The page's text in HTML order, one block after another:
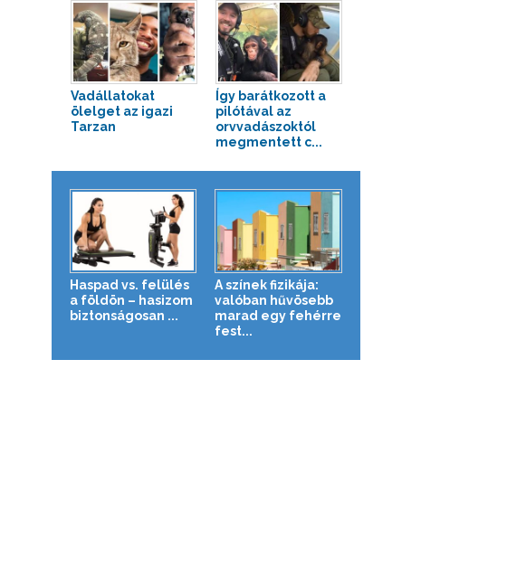
Vadállatokat
ölelget az igazi
Tarzan
Így barátkozott a
pilótával az
orvvadászoktól
megmentett c...
Haspad vs. felülés
a földön – hasizom
biztonságosan ...
A színek fizikája:
valóban hűvösebb
marad egy fehérre
fest...